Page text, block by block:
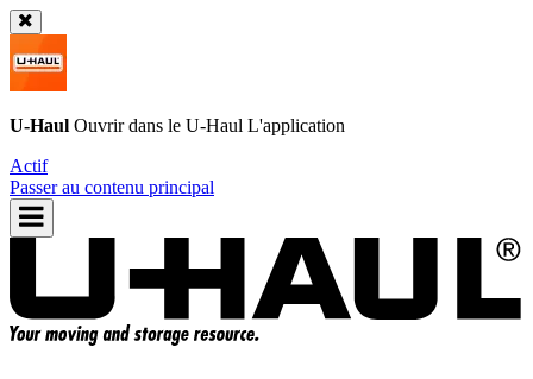
U-Haul Ouvrir dans le U-Haul L'application
Actif
Passer au contenu principal